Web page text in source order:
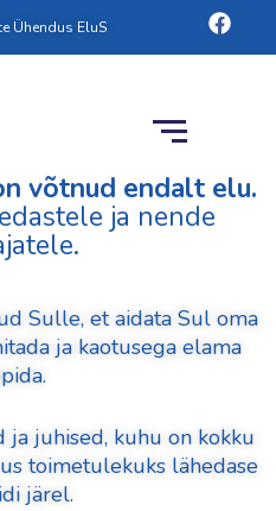
Ühendus EluS
võtnud endalt elu.
ja nende
Sulle, et aidata Sul oma
ja kaotusega elama
juhised, kuhu on kokku
toimetulekuks lähedase
järel.